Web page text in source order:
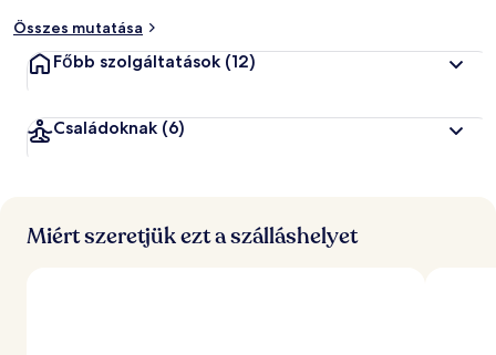
Összes mutatása
Főbb szolgáltatások (12)
Családoknak (6)
Miért szeretjük ezt a szálláshelyet